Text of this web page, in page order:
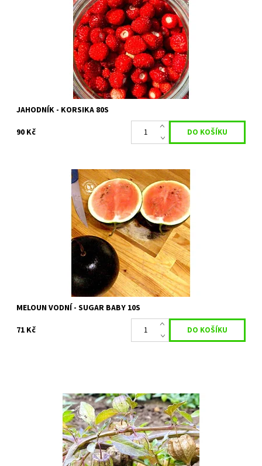
Skladem 1 ks
80/2101
PERMASEMÍNKA
JAHODNÍK - KORSIKA 80S
90 Kč
MELOUN VODNÍ | CITRULLUS LANATUS
Skladem 2 ks
80/2102
PERMASEMÍNKA
MELOUN VODNÍ - SUGAR BABY 10S
71 Kč
Mochyně drobnoplodá (Physalis angulata)
Skladem 3 ks
80/1960
PERMASEMÍNKA